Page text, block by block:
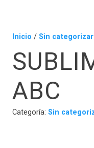
Inicio /Sin categorizar
ABC
Categoría: Sin